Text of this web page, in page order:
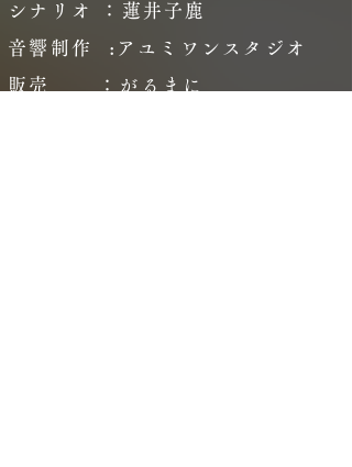
シナリオ ：蓮井子鹿
音響制作 :アユミワンスタジオ
販売 ：がるまに